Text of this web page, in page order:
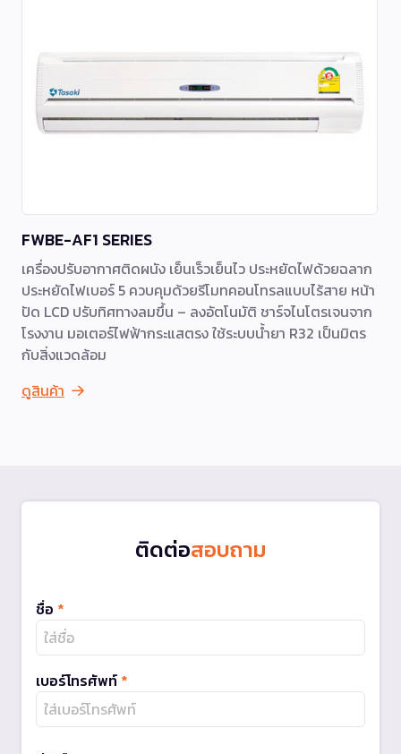
FWBE-AF1 SERIES
เครื่องปรับอากาศติดผนัง เย็นเร็วเย็นไว ประหยัดไฟด้วยฉลาก
ประหยัดไฟเบอร์ 5 ควบคุมด้วยรีโมทคอนโทรลแบบไร้สาย หน้า
ปัด LCD ปรับทิศทางลมขึ้น – ลงอัตโนมัติ ชาร์จไนโตรเจนจาก
โรงงาน มอเตอร์ไฟฟ้ากระแสตรง ใช้ระบบน้ำยา R32 เป็นมิตร
กับสิ่งแวดล้อม
ดูสินค้า
ติดต่อสอบถาม
ชื่อ *
เบอร์โทรศัพท์ *